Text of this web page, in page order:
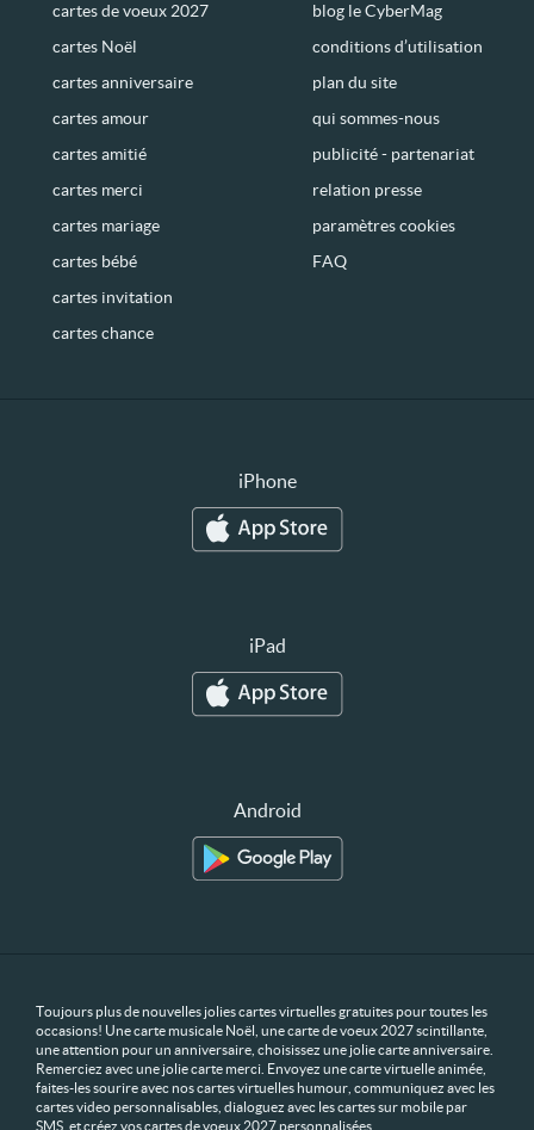
cartes de voeux 2027
cartes Noël
cartes anniversaire
cartes amour
cartes amitié
cartes merci
cartes mariage
cartes bébé
cartes invitation
cartes chance
blog le CyberMag
conditions d’utilisation
plan du site
qui sommes-nous
publicité - partenariat
relation presse
paramètres cookies
FAQ
iPhone
iPad
Android
Toujours plus de nouvelles jolies cartes virtuelles gratuites pour toutes les
occasions! Une carte musicale Noël, une carte de voeux 2027 scintillante,
une attention pour un anniversaire, choisissez une jolie carte anniversaire.
Remerciez avec une jolie carte merci. Envoyez une carte virtuelle animée,
faites-les sourire avec nos cartes virtuelles humour, communiquez avec les
cartes video personnalisables, dialoguez avec les cartes sur mobile par
SMS, et créez vos cartes de voeux 2027 personnalisées.